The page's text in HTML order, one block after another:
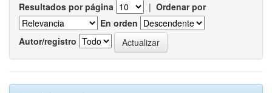
Resultados por página | Ordenar por
En orden
Autor/registro